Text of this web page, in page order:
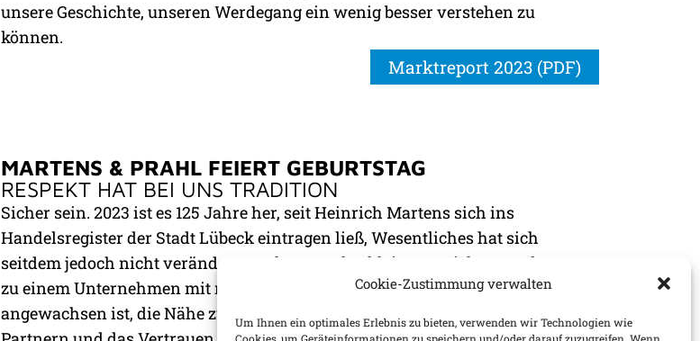
Cookie-Zustimmung verwalten
Um Ihnen ein optimales Erlebnis zu bieten, verwenden wir Technologien wie
unsere Geschichte, unseren Werdegang ein wenig besser verstehen zu
können.
Marktreport 2023 (PDF)
MARTENS & PRAHL FEIERT GEBURTSTAG
RESPEKT HAT BEI UNS TRADITION
Sicher sein. 2023 ist es 125 Jahre her, seit Heinrich Martens sich ins
Handelsregister der Stadt Lübeck eintragen ließ, Wesentliches hat sich
seitdem jedoch nicht verändert. Auch wenn das kleine Versicherungskontor
zu einem Unternehmen mit rund 1000 Mitarbeiterinnen und Mitarbeitern
angewachsen ist, die Nähe zu unseren Kunden, der Respekt vor unseren